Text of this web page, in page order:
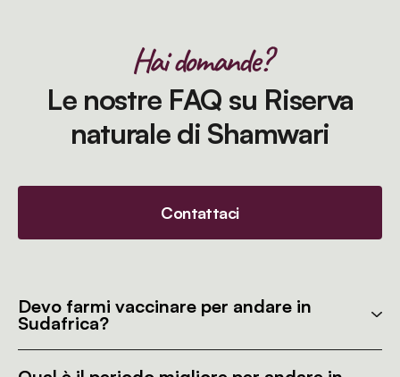
Hai domande?
Le nostre FAQ su Riserva
naturale di Shamwari
Contattaci
Devo farmi vaccinare per andare in
Sudafrica?